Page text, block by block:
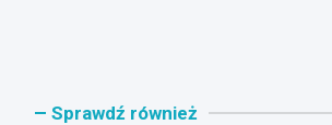
Sprawdź również